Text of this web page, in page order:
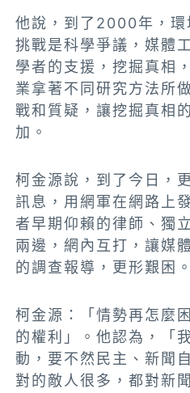
他說，到了2000年，環
挑戰是科學爭議，媒體
學者的支援，挖掘真相
業拿著不同研究方法所
戰和質疑，讓挖掘真相
加。
柯金源說，到了今日，
訊息，用網軍在網路上
者早期仰賴的律師、獨
兩邊，網內互打，讓媒
的調查報導，更形艱困。
柯金源：「情勢再怎麼
的權利」。他認為，「
動，要不然民主、新聞
對的敵人很多，都對新